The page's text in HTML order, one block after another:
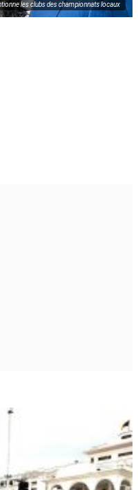
les clubs des championnats locaux